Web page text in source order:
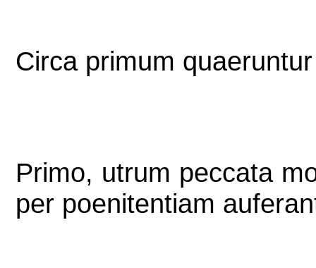
Circa primum
Primo, utrum peccata
per poenitentiam